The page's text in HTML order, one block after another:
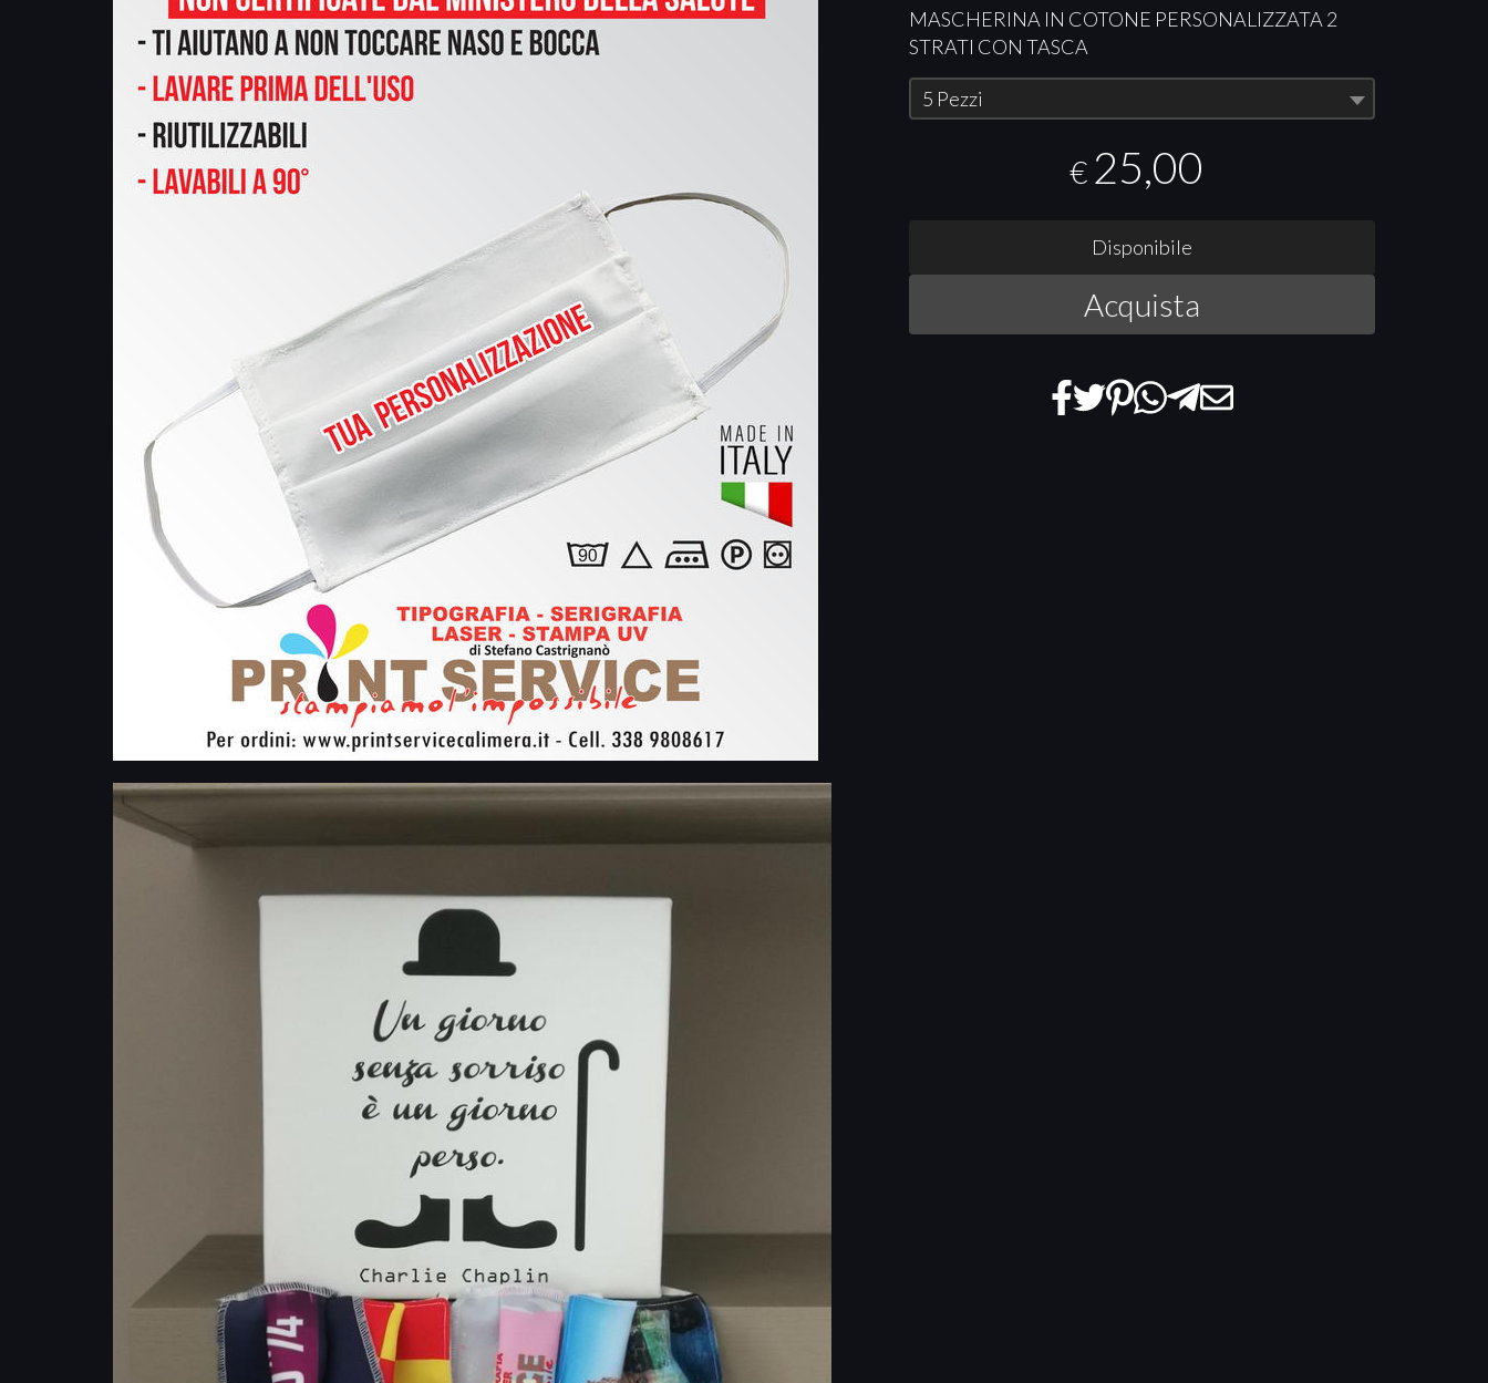
MASCHERINA IN COTONE PERSONALIZZATA 2
STRATI CON TASCA
5 Pezzi
€ 25,00
Disponibile
Acquista